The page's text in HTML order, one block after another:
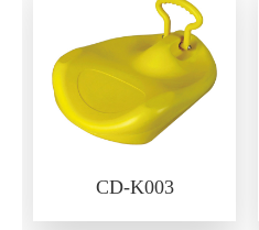
CD-K003